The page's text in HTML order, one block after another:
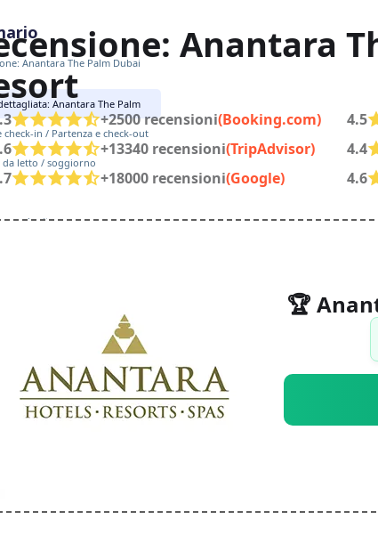
Anantara The Palm Dubai
Anantara The Palm
check-in / Partenza e check-out
da letto / soggiorno
/ suite
ospitalità
Anantara
+2500 recensioni(Booking.com)
4.5
+13340 recensioni(TripAdvisor)
4.4
+18000 recensioni(Google) 4.6
🏆